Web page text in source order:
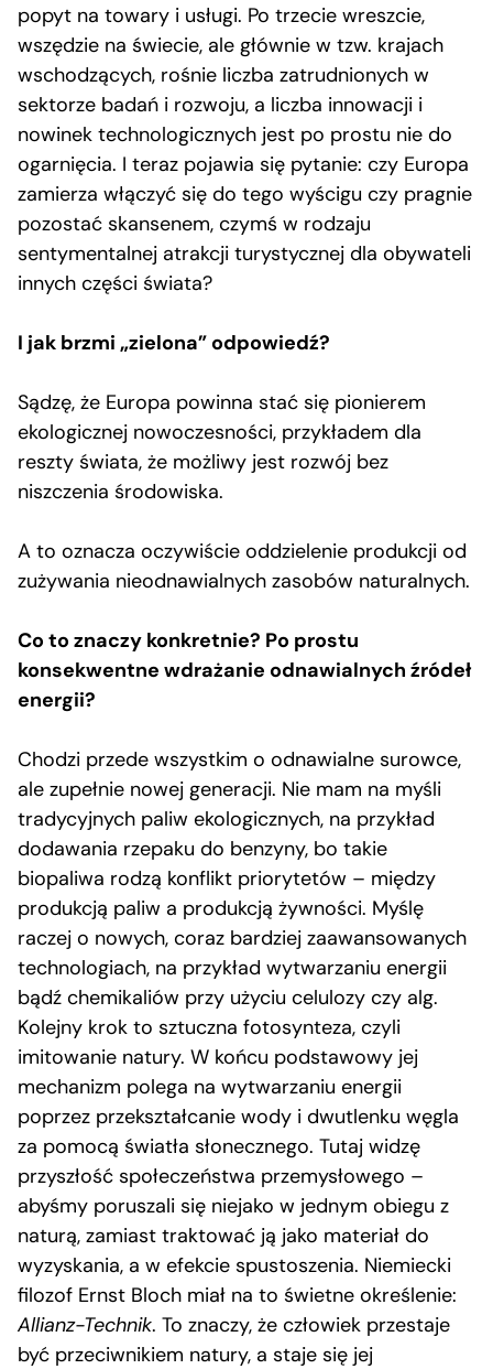
popyt na towary i usługi. Po trzecie wreszcie,
wszędzie na świecie, ale głównie w tzw. krajach
wschodzących, rośnie liczba zatrudnionych w
sektorze badań i rozwoju, a liczba innowacji i
nowinek technologicznych jest po prostu nie do
ogarnięcia. I teraz pojawia się pytanie: czy Europa
zamierza włączyć się do tego wyścigu czy pragnie
pozostać skansenem, czymś w rodzaju
sentymentalnej atrakcji turystycznej dla obywateli
innych części świata?
I jak brzmi „zielona” odpowiedź?
Sądzę, że Europa powinna stać się pionierem
ekologicznej nowoczesności, przykładem dla
reszty świata, że możliwy jest rozwój bez
niszczenia środowiska.
A to oznacza oczywiście oddzielenie produkcji od
zużywania nieodnawialnych zasobów naturalnych.
Co to znaczy konkretnie? Po prostu
konsekwentne wdrażanie odnawialnych źródeł
energii?
Chodzi przede wszystkim o odnawialne surowce,
ale zupełnie nowej generacji. Nie mam na myśli
tradycyjnych paliw ekologicznych, na przykład
dodawania rzepaku do benzyny, bo takie
biopaliwa rodzą konflikt priorytetów – między
produkcją paliw a produkcją żywności. Myślę
raczej o nowych, coraz bardziej zaawansowanych
technologiach, na przykład wytwarzaniu energii
bądź chemikaliów przy użyciu celulozy czy alg.
Kolejny krok to sztuczna fotosynteza, czyli
imitowanie natury. W końcu podstawowy jej
mechanizm polega na wytwarzaniu energii
poprzez przekształcanie wody i dwutlenku węgla
za pomocą światła słonecznego. Tutaj widzę
przyszłość społeczeństwa przemysłowego –
abyśmy poruszali się niejako w jednym obiegu z
naturą, zamiast traktować ją jako materiał do
wyzyskania, a w efekcie spustoszenia. Niemiecki
filozof Ernst Bloch miał na to świetne określenie:
Allianz-Technik. To znaczy, że człowiek przestaje
być przeciwnikiem natury, a staje się jej